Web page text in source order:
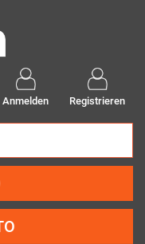
Anmelden Registrieren